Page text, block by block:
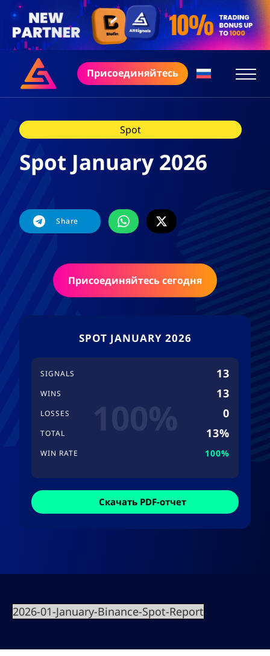
Присоединяйтесь
Spot
Spot January 2026
Share
Присоединяйтесь сегодня
SPOT JANUARY 2026
SIGNALS 13
WINS 13
LOSSES 0
TOTAL 13%
WIN RATE 100%
Скачать PDF-отчет
2026-01-January-Binance-Spot-Report